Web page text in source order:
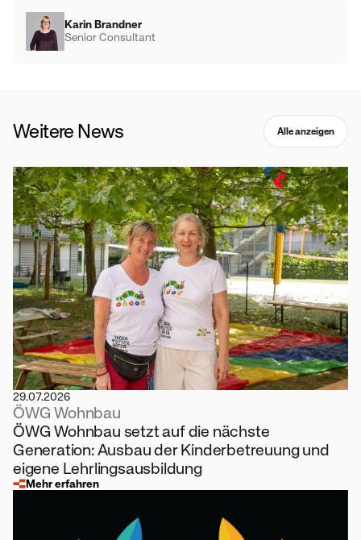
Karin Brandner
Senior Consultant
Weitere News Alle anzeigen
29.07.2026
ÖWG Wohnbau
ÖWG Wohnbau setzt auf die nächste
Generation: Ausbau der Kinderbetreuung und
eigene Lehrlingsausbildung
Mehr erfahren